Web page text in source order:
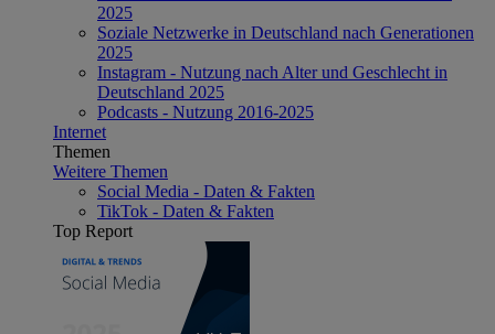
2025
Soziale Netzwerke in Deutschland nach Generationen
2025
Instagram - Nutzung nach Alter und Geschlecht in
Deutschland 2025
Podcasts - Nutzung 2016-2025
Internet
Themen
Weitere Themen
Social Media - Daten & Fakten
TikTok - Daten & Fakten
Top Report